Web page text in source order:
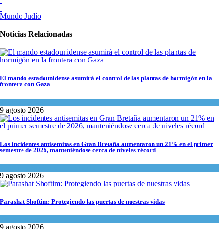
Mundo Judío
Noticias Relacionadas
El mando estadounidense asumirá el control de las plantas de hormigón en la
frontera con Gaza
9 agosto 2026
Los incidentes antisemitas en Gran Bretaña aumentaron un 21% en el primer
semestre de 2026, manteniéndose cerca de niveles récord
9 agosto 2026
Parashat Shoftim: Protegiendo las puertas de nuestras vidas
9 agosto 2026